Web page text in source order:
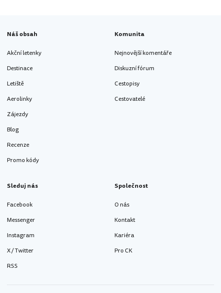
Náš obsah
Akční letenky
Destinace
Letiště
Aerolinky
Zájezdy
Blog
Recenze
Promo kódy
Komunita
Nejnovější komentáře
Diskuzní fórum
Cestopisy
Cestovatelé
Sleduj nás
Facebook
Messenger
Instagram
X / Twitter
RSS
Společnost
O nás
Kontakt
Kariéra
Pro CK